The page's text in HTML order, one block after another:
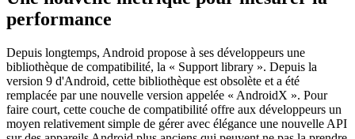
22 mai 2021
performance
Depuis longtemps, Android propose à ses développeurs une
bibliothèque de compatibilité, la « Support library ». Depuis la
version 9 d'Android, cette bibliothèque est obsolète et a été